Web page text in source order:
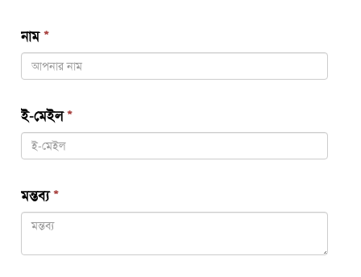
নাম*
ই-মেইল*
মন্তব্য*